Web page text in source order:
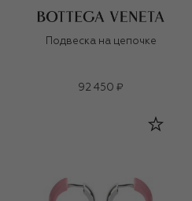
Подвеска на цепочке
92 450 ₽